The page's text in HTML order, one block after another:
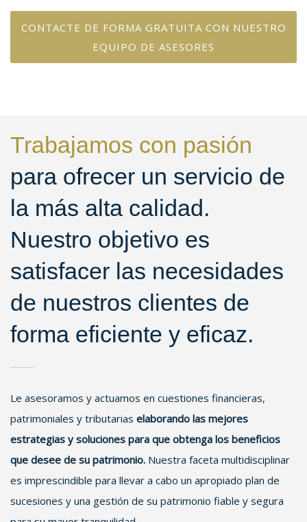
CONTACTE DE FORMA GRATUITA CON NUESTRO
EQUIPO DE ASESORES
Trabajamos con pasión
para ofrecer un servicio de
la más alta calidad.
Nuestro objetivo es
satisfacer las necesidades
de nuestros clientes de
forma eficiente y eficaz.
Le asesoramos y actuamos en cuestiones financieras,
patrimoniales y tributarias elaborando las mejores
estrategias y soluciones para que obtenga los beneficios
que desee de su patrimonio. Nuestra faceta multidisciplinar
es imprescindible para llevar a cabo un apropiado plan de
sucesiones y una gestión de su patrimonio fiable y segura